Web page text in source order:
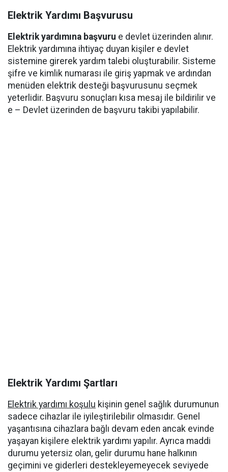
Elektrik Yardımı Başvurusu
Elektrik yardımına başvuru e devlet üzerinden alınır.
Elektrik yardımına ihtiyaç duyan kişiler e devlet
sistemine girerek yardım talebi oluşturabilir. Sisteme
şifre ve kimlik numarası ile giriş yapmak ve ardından
menüden elektrik desteği başvurusunu seçmek
yeterlidir. Başvuru sonuçları kısa mesaj ile bildirilir ve
e – Devlet üzerinden de başvuru takibi yapılabilir.
Elektrik Yardımı Şartları
Elektrik yardımı koşulu kişinin genel sağlık durumunun
sadece cihazlar ile iyileştirilebilir olmasıdır. Genel
yaşantısına cihazlara bağlı devam eden ancak evinde
yaşayan kişilere elektrik yardımı yapılır. Ayrıca maddi
durumu yetersiz olan, gelir durumu hane halkının
geçimini ve giderleri destekleyemeyecek seviyede